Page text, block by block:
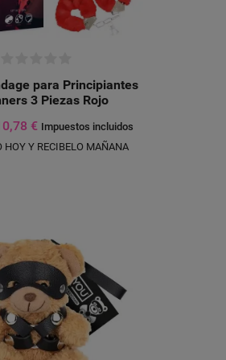
para Principiantes
3 Piezas Rojo
€ Impuestos incluidos
HOY Y RECIBELO MAÑANA